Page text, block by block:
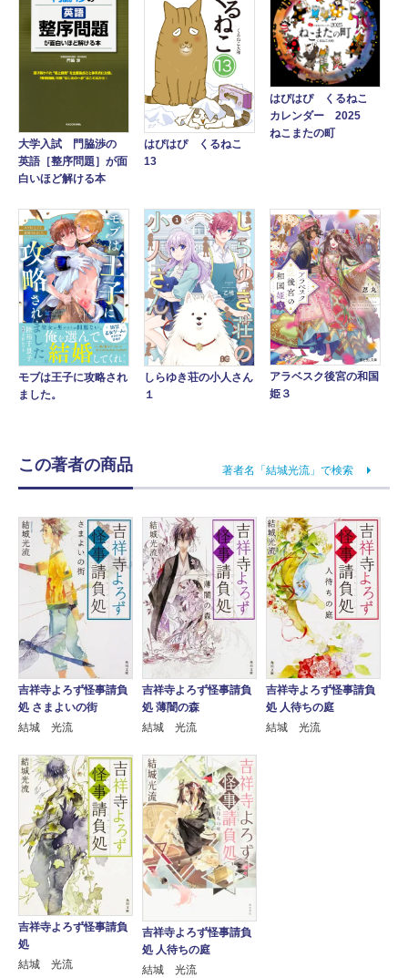
大学入試 門脇渉の
英語［整序問題］が面
白いほど解ける本
はぴはぴ くるねこ
13
はぴはぴ くるねこ
カレンダー 2025
ねこまたの町
モブは王子に攻略され
ました。
しらゆき荘の小人さん
１
アラベスク後宮の和国
姫３
この著者の商品 著者名「結城光流」で検索
吉祥寺よろず怪事請負
処 さまよいの街
結城 光流
吉祥寺よろず怪事請負
処 薄闇の森
結城 光流
吉祥寺よろず怪事請負
処 人待ちの庭
結城 光流
吉祥寺よろず怪事請負
処
結城 光流
吉祥寺よろず怪事請負
処 人待ちの庭
結城 光流